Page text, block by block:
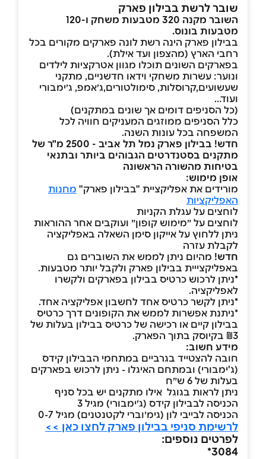
שובר לרשת בבילון פארק
השובר מקנה 320 מטבעות משחק ו-120
מטבעות בונוס.
בבילון פארק הינה רשת לונה פארקים מקורים בכל
רחבי הארץ (מהצפון ועד אילת).
בפארקים השונים תוכלו מגוון אטרקציות לילדים
ונוער: עשרות משחקי וידאו חדשניים, מתקני
שעשועים,קרוסלות, סימולטורים,ג׳אמפ, ג׳ימבורי
ועוד…
(כל הסניפים דומים אך שונים במתקנים)
כלל הסניפים ממוזגים המעניקים חוויה לכל
המשפחה בכל עונות השנה.
חדש! בבילון פארק נמל תל אביב - 2500 מ"ר של
מתקנים בסטנדרטים הגבוהים ביותר ובתנאי
בטיחות מהשורה הראשונה
אופן מימוש:
מורידים את אפליקציית "בבילון פארק" מחנות
האפליקציות
לוחצים על עגלת הקניות
לוחצים על ״מימוש קופון״ ועוקבים אחר ההוראות
ניתן ללחוץ על אייקון סימן השאלה באפליקציה
לקבלת עזרה
חדש! מהיום ניתן לממש את השוברים גם
באפליקצייית בבילון פארק ולקבל יותר מטבעות.
*ניתן לרכוש כרטיס בבילון בפארקים ולקשרו
לאפליקציה.
*ניתן לקשר כרטיס אחד לחשבון אפליקציה אחד.
*ניתנת אפשרות לממש את הקופונים דרך כרטיס
בבילון קיים או רכישה של כרטיס בבילון בעלות של
₪3 בקיוסק בתוך הפארק.
מידע חשוב:
חובה להצטייד בגרביים במתחמי הבבילון קידס
(ג'ימבורי) ובמתחם האיגלו - ניתן לרכוש בפארקים
בעלות של 6 ש״ח
ניתן לראות בגוגל אילו מתקנים יש בכל סניף
הכניסה לבבילון קידס (ג׳ימבורי) מגיל 3
הכניסה לבייבי לון (גימ׳וברי לקטנטנים) מגיל 0-7
לרשימת סניפי בבילון פארק לחצו כאן >>
לפרטים נוספים:
3084
*